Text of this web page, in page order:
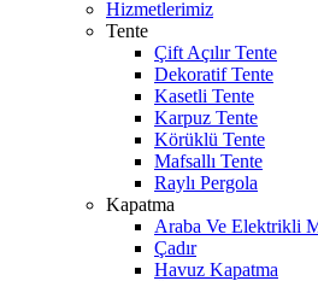
Hizmetlerimiz
Tente
Çift Açılır Tente
Dekoratif Tente
Kasetli Tente
Karpuz Tente
Körüklü Tente
Mafsallı Tente
Raylı Pergola
Kapatma
Araba Ve Elektrikli
Çadır
Havuz Kapatma